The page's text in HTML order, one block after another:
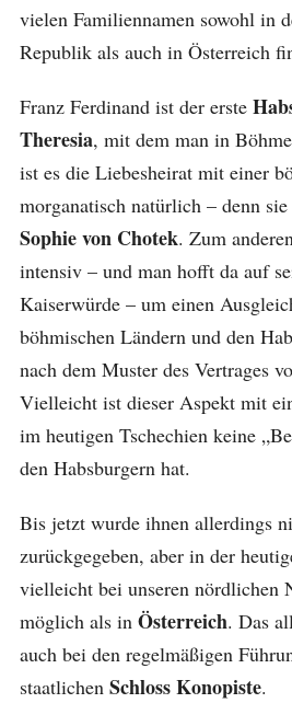
vielen Familiennamen sowohl in
Republik als auch in Österreich
Franz Ferdinand ist der erste
Theresia, mit dem man in
ist es die Liebesheirat mit einer
morganatisch natürlich – denn
Sophie von Chotek. Zum
intensiv – und man hofft da auf
Kaiserwürde – um einen
böhmischen Ländern und den
nach dem Muster des Vertrages
Vielleicht ist dieser Aspekt mit
im heutigen Tschechien keine
den Habsburgern hat.
Bis jetzt wurde ihnen allerdings
zurückgegeben, aber in der
vielleicht bei unseren nördlichen
möglich als in Österreich. Das
auch bei den regelmäßigen
staatlichen Schloss Konopiste.